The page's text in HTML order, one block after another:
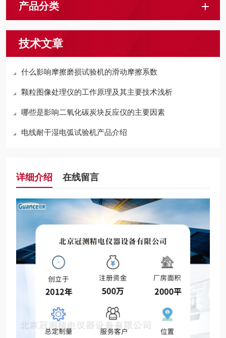
产品分类
技术文章
什么影响摩擦磨损试验机的滑动摩擦系数
颗粒图像处理仪的工作原理及其主要技术浅析
哪些是影响二氧化碳炭块反应仪的主要因素
电线耐干湿电弧试验机产品介绍
详细介绍 在线留言